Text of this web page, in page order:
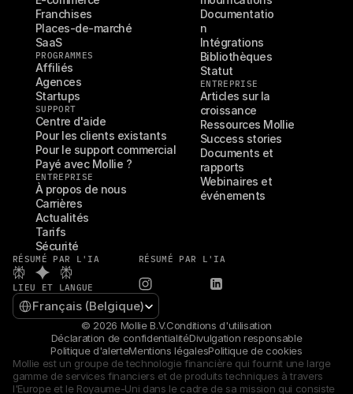
Franchises
Places-de-marché
SaaS
PROGRAMMES
Affiliés
Agences
Startups
SUPPORT
Centre d'aide
Pour les clients existants
Pour le support commercial
Payé avec Mollie ?
ENTREPRISE
À propos de nous
Carrières
Actualités
Tarifs
Sécurité
Documentatio
n
Intégrations
Bibliothèques
Statut
ENTREPRISE
Articles sur la
croissance
Ressources Mollie
Success stories
Documents et
rapports
Webinaires et
événements
RÉSUMÉ PAR L'IA RÉSUMÉ PAR L'IA
LIEU ET LANGUE
Select Language
Français (Belgique)
© 2026 Mollie B.V.Conditions d'utilisation
Déclaration de confidentialitéDivulgation responsable
Politique d'alerteMentions légalesPolitique de cookies
Mollie est un groupe de technologie financière qui fournit une large
gamme de services financiers et de produits techniques à travers
l'Europe et le Royaume-Uni dans le cadre de sa mission qui consiste